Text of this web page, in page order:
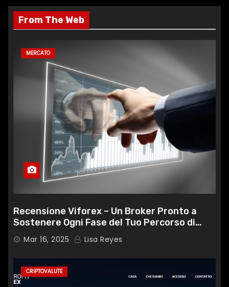
From The Web
MERCATO
Recensione Viforex – Un Broker Pronto a
Sostenere Ogni Fase del Tuo Percorso di
Trading
Mar 16, 2025 Lisa Reyes
CRIPTOVALUTE